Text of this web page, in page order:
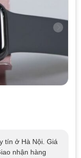
tín ở Hà Nội. Giá
nhận hàng